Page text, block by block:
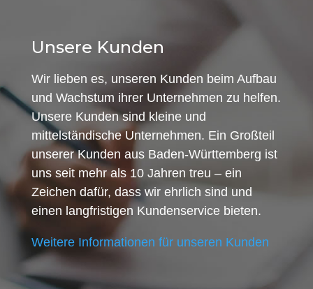
Unsere Kunden
Wir lieben es, unseren Kunden beim Aufbau
und Wachstum ihrer Unternehmen zu helfen.
Unsere Kunden sind kleine und
mittelständische Unternehmen. Ein Großteil
unserer Kunden aus Baden-Württemberg ist
uns seit mehr als 10 Jahren treu – ein
Zeichen dafür, dass wir ehrlich sind und
einen langfristigen Kundenservice bieten.
Weitere Informationen für unseren Kunden